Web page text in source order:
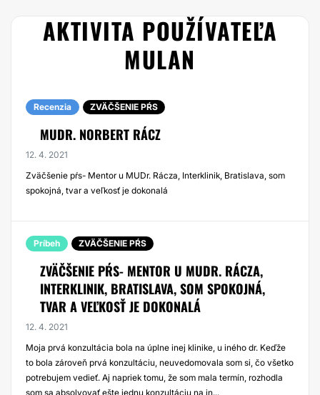
AKTIVITA POUŽÍVATEĽA
MULAN
Recenzia ZVÄČŠENIE PŔS
MUDR. NORBERT RÁCZ
12. 4. 2021
Zväčšenie pŕs- Mentor u MUDr. Rácza, Interklinik, Bratislava, som
spokojná, tvar a veľkosť je dokonalá
Príbeh ZVÄČŠENIE PŔS
ZVÄČŠENIE PŔS- MENTOR U MUDR. RÁCZA,
INTERKLINIK, BRATISLAVA, SOM SPOKOJNÁ,
TVAR A VEĽKOSŤ JE DOKONALÁ
12. 4. 2021
Moja prvá konzultácia bola na úplne inej klinike, u iného dr. Keďže
to bola zároveň prvá konzultáciu, neuvedomovala som si, čo všetko
potrebujem vedieť. Aj napriek tomu, že som mala termín, rozhodla
som sa absolvovať ešte jednu konzultáciu na in...